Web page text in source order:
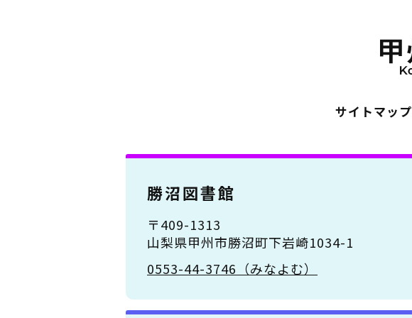
サイトマップ
勝沼図書館
〒409-1313
山梨県甲州市勝沼町下岩崎1034-1
0553-44-3746（みなよむ）